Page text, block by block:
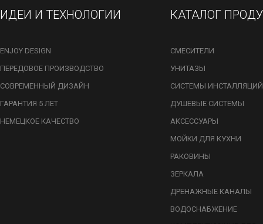
ИДЕИ И ТЕХНОЛОГИИ
ENJOY DESIGN
ПЕРЕДОВОЕ ПРОИЗВОДСТВО
СОВРЕМЕННЫЙ ДИЗАЙН
ГАРАНТИЯ 5 ЛЕТ
НЕМЕЦКОЕ КАЧЕСТВО
КАТАЛОГ
СМЕСИТЕЛИ
УНИТАЗЫ
СИСТЕМЫ ИНСТАЛЛЯЦИЙ
ДУШЕВЫЕ СИСТЕМЫ
АКСЕССУАРЫ
МОЙКИ ДЛЯ КУХНИ
РАКОВИНЫ
ЗЕРКАЛА
ДРЕНАЖНЫЕ КАНАЛЫ
ВОДОСНАБЖЕНИЕ